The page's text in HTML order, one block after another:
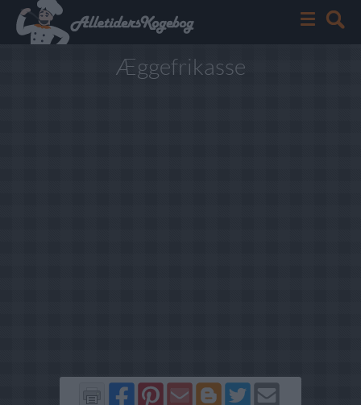
Æggefrikasse
Del
på
Del
på
Send
via
Del
på
Del
på
Send